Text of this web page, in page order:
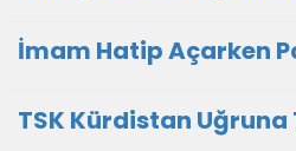
İmam Hatip Açarken
TSK Kürdistan Uğruna